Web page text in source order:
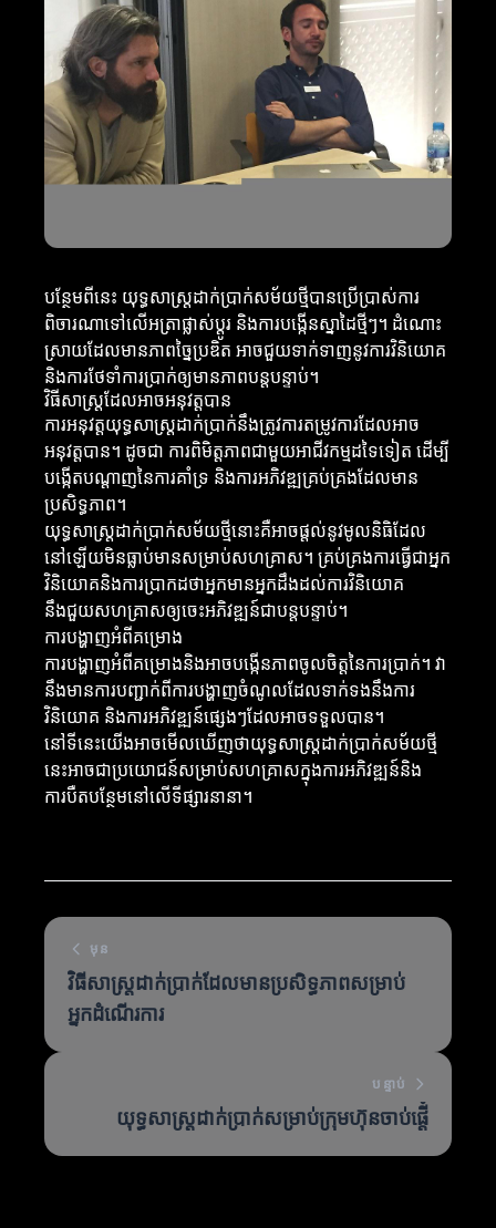
បន្ថែមពីនេះ យុទ្ធសាស្ត្រដាក់ប្រាក់សម័យថ្មីបានប្រើប្រាស់ការ
ពិចារណាទៅលើអត្រាផ្លាស់ប្តូរ និងការបង្កើនស្នាដៃថ្មីៗ។ ដំណោះ
ស្រាយដែលមានភាពច្នៃប្រឌិត អាចជួយទាក់ទាញនូវការវិនិយោគ
និងការថែទាំការប្រាក់ឲ្យមានភាពបន្តបន្ទាប់។
វិធីសាស្ត្រដែលអាចអនុវត្តបាន
ការអនុវត្តយុទ្ធសាស្ត្រដាក់ប្រាក់នឹងត្រូវការតម្រូវការដែលអាច
អនុវត្តបាន។ ដូចជា ការពិមិត្តភាពជាមួយអាជីវកម្មដទៃទៀត ដើម្បី
បង្កើតបណ្តាញនៃការគាំទ្រ និងការអភិវឌ្ឍគ្រប់គ្រងដែលមាន
ប្រសិទ្ធភាព។
យុទ្ធសាស្ត្រដាក់ប្រាក់សម័យថ្មីនោះគឺអាចផ្តល់នូវមូលនិធិដែល
នៅឡើយមិនធ្លាប់មានសម្រាប់សហគ្រាស។ គ្រប់គ្រងការធ្វើជាអ្នក
វិនិយោគនិងការប្រាកដថាអ្នកមានអ្នកដឹងដល់ការវិនិយោគ
នឹងជួយសហគ្រាសឲ្យចេះអភិវឌ្ឍន៍ជាបន្តបន្ទាប់។
ការបង្ហាញអំពីគម្រោង
ការបង្ហាញអំពីគម្រោងនិងអាចបង្កើនភាពចូលចិត្តនៃការប្រាក់។ វា
នឹងមានការបញ្ជាក់ពីការបង្ហាញចំណូលដែលទាក់ទងនឹងការ
វិនិយោគ និងការអភិវឌ្ឍន៍ផ្សេងៗដែលអាចទទួលបាន។
នៅទីនេះយើងអាចមើលឃើញថាយុទ្ធសាស្ត្រដាក់ប្រាក់សម័យថ្មី
នេះអាចជាប្រយោជន៍សម្រាប់សហគ្រាសក្នុងការអភិវឌ្ឍន៍និង
ការបឺតបន្ថែមនៅលើទីផ្សារនានា។
មុន
វិធីសាស្ត្រដាក់ប្រាក់ដែលមានប្រសិទ្ធភាពសម្រាប់
អ្នកដំណើរការ
បន្ទាប់
យុទ្ធសាស្ត្រដាក់ប្រាក់សម្រាប់ក្រុមហ៊ុនចាប់ផ្តើំ